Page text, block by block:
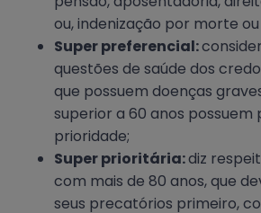
ou, indenização por morte
Super preferencial:
questões de saúde dos
que possuem doenças
superior a 60 anos possuem
prioridade;
Super prioritária:diz
com mais de 80 anos, que
seus precatórios primeiro,